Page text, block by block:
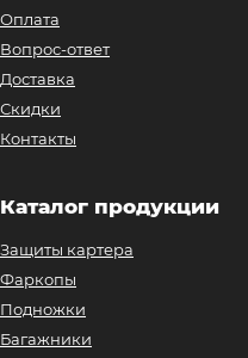
Оплата
Вопрос-ответ
Доставка
Скидки
Контакты
Каталог продукции
Защиты картера
Фаркопы
Подножки
Багажники